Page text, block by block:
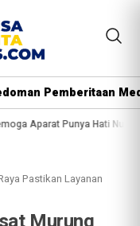
Pemberitaan
Hati Nurani Massa
Pastikan Layanan